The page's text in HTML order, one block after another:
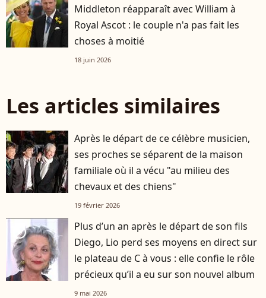
Middleton réapparaît avec William à
Royal Ascot : le couple n'a pas fait les
choses à moitié
18 juin 2026
Les articles similaires
Après le départ de ce célèbre musicien,
ses proches se séparent de la maison
familiale où il a vécu "au milieu des
chevaux et des chiens"
19 février 2026
player2
Plus d’un an après le départ de son fils
Diego, Lio perd ses moyens en direct sur
le plateau de C à vous : elle confie le rôle
précieux qu’il a eu sur son nouvel album
9 mai 2026